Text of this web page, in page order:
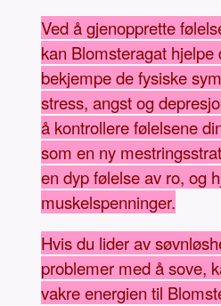
Ved å gjenopprette
kan Blomsteragat hjelpe
bekjempe de fysiske
stress, angst og
å kontrollere følelsene
som en ny
en dyp følelse av ro, og
muskelspenninger.
Hvis du lider av
problemer med å sove,
vakre energien til